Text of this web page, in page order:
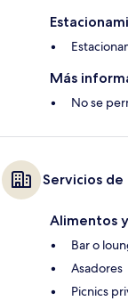
Más
No se
Servicios
Alimentos
Bar o
Asadores
Picnics